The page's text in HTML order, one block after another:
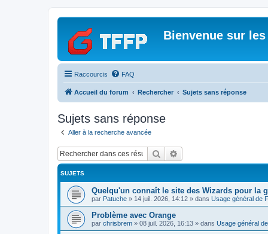
Bienvenue sur
Raccourcis FAQ
Accueil du forum Rechercher Sujets sans réponse
Sujets sans réponse
Aller à la recherche avancée
Rechercher
SUJETS
Quelqu'un connaît le site des Wizards pour la
par Patuche » 14 juil. 2026, 14:12 » dans Usage général de
Problème avec Orange
par chrisbrem » 08 juil. 2026, 16:13 » dans Usage général